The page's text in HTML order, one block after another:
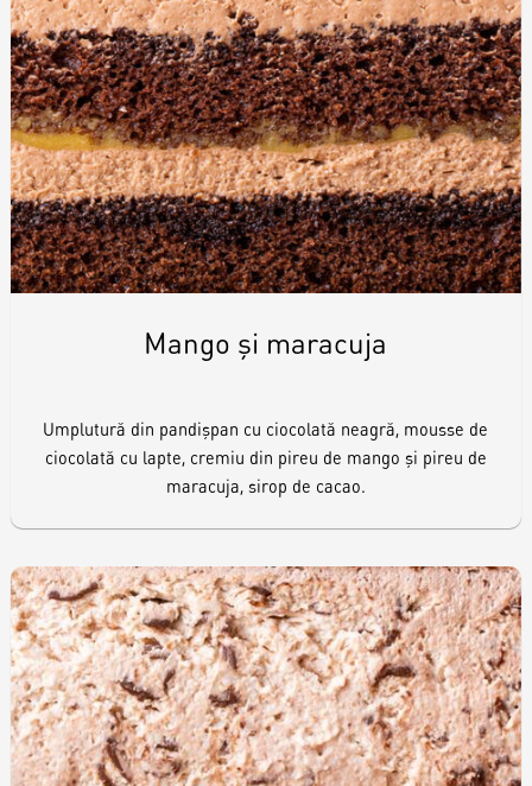
Mango și maracuja
Umplutură din pandișpan cu ciocolată neagră, mousse de
ciocolată cu lapte, cremiu din pireu de mango și pireu de
maracuja, sirop de cacao.